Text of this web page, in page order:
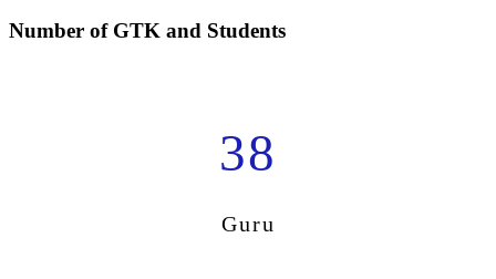
Number of GTK and Students
38
Guru